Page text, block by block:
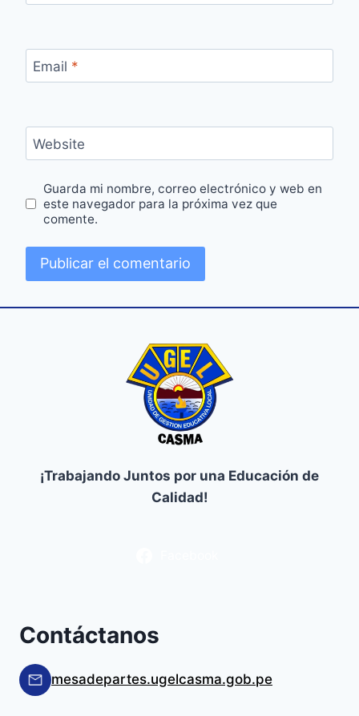
Email *
Website
Guarda mi nombre, correo electrónico y web en
este navegador para la próxima vez que
comente.
¡Trabajando Juntos por una Educación de
Calidad!
Contáctanos
mesadepartes.ugelcasma.gob.pe